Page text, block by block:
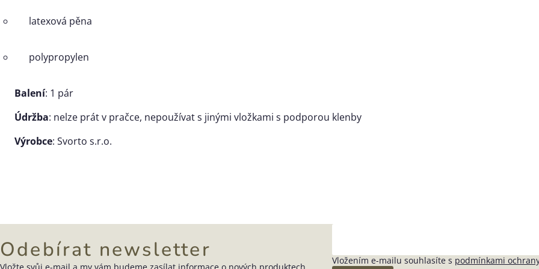
latexová pěna
polypropylen
Balení: 1 pár
Údržba: nelze prát v pračce, nepoužívat s jinými vložkami s podporou klenby
Výrobce: Svorto s.r.o.
Odebírat newsletter Vložením e-mailu souhlasíte s podmínkami